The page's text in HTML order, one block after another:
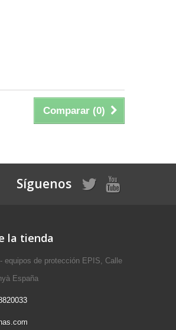
Comparar (0)
Síguenos
la tienda
equipos de protección EPIS, Calle
España